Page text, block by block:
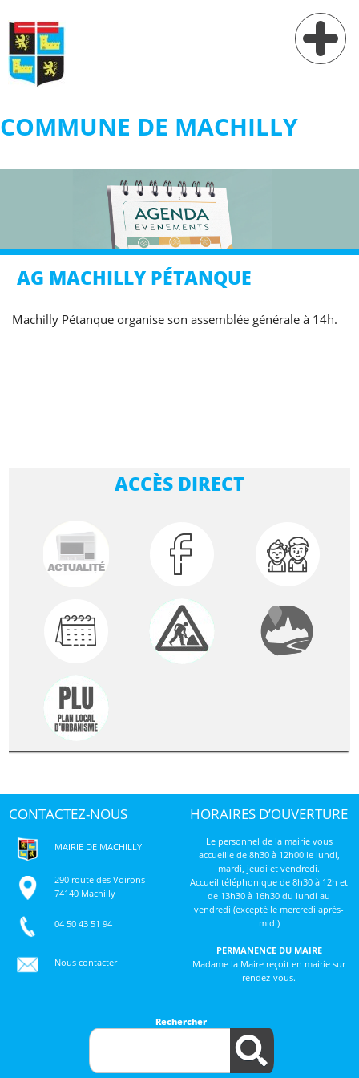
COMMUNE DE MACHILLY
Vie pratique
Services
Village
Contact
AG MACHILLY PÉTANQUE
Machilly Pétanque organise son assemblée générale à 14h.
ACCÈS DIRECT
CONTACTEZ-NOUS
MAIRIE DE MACHILLY
290 route des Voirons
74140 Machilly
04 50 43 51 94
Nous contacter
HORAIRES D’OUVERTURE
Le personnel de la mairie vous
accueille de 8h30 à 12h00 le lundi,
mardi, jeudi et vendredi.
Accueil téléphonique de 8h30 à 12h et
de 13h30 à 16h30 du lundi au
vendredi (excepté le mercredi après-
midi)
PERMANENCE DU MAIRE
Madame la Maire reçoit en mairie sur
rendez-vous.
Rechercher